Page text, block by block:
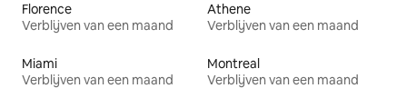
Florence
Verblijven van een maand
Athene
Verblijven van een maand
Miami
Verblijven van een maand
Montreal
Verblijven van een maand